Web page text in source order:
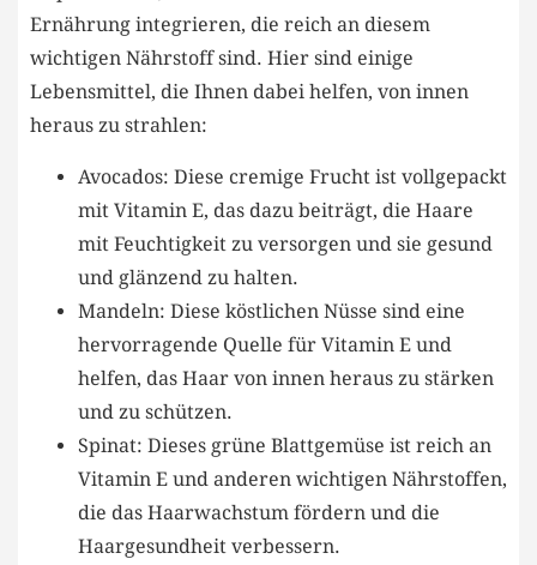
Ernährung integrieren, die reich an diesem
wichtigen Nährstoff sind. Hier sind einige
Lebensmittel, die Ihnen dabei helfen, von innen
heraus zu strahlen:
Avocados: Diese cremige Frucht ist vollgepackt
mit Vitamin E, das dazu beiträgt, die Haare
mit Feuchtigkeit zu versorgen und sie gesund
und glänzend zu halten.
Mandeln: Diese köstlichen Nüsse sind eine
hervorragende Quelle für Vitamin E und
helfen, das Haar von innen heraus zu stärken
und zu schützen.
Spinat: Dieses grüne Blattgemüse ist reich an
Vitamin E und anderen wichtigen Nährstoffen,
die das Haarwachstum fördern und die
Haargesundheit verbessern.